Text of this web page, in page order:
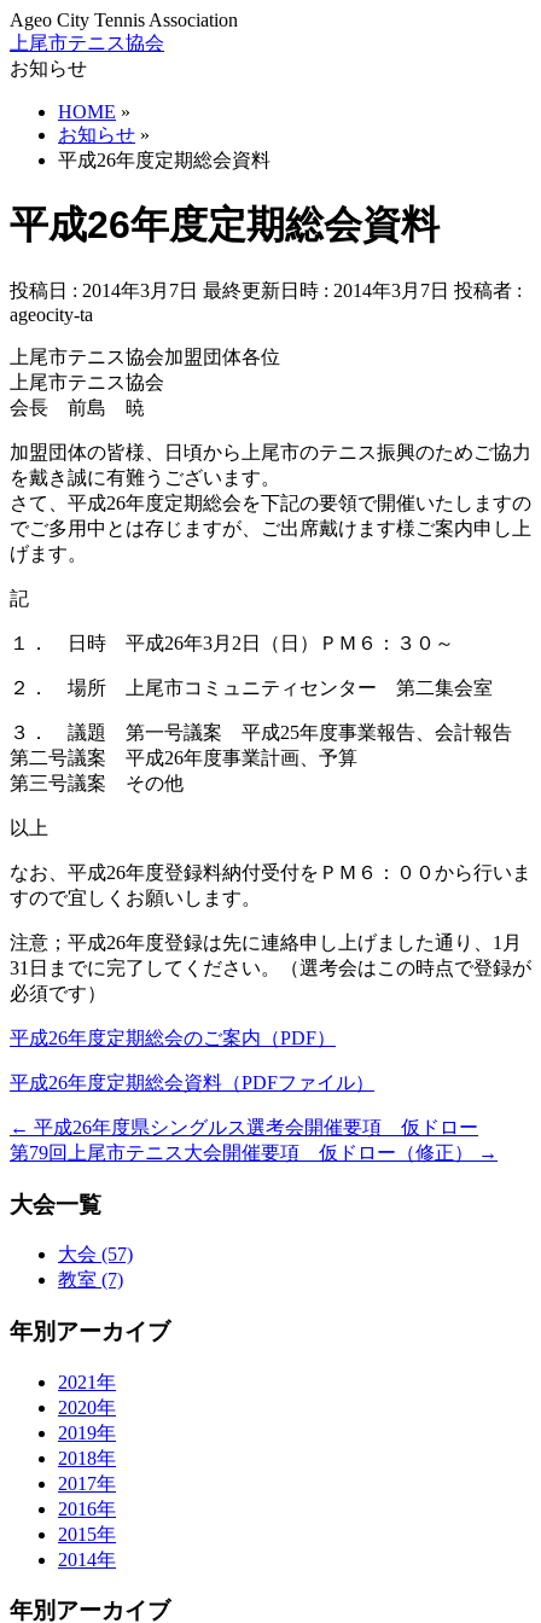
Ageo City Tennis Association
上尾市テニス協会
お知らせ
HOME »
お知らせ »
平成26年度定期総会資料
平成26年度定期総会資料
投稿日 : 2014年3月7日 最終更新日時 : 2014年3月7日 投稿者 :
ageocity-ta
上尾市テニス協会加盟団体各位
上尾市テニス協会
会長 前島 暁
加盟団体の皆様、日頃から上尾市のテニス振興のためご協力
を戴き誠に有難うございます。
さて、平成26年度定期総会を下記の要領で開催いたしますの
でご多用中とは存じますが、ご出席戴けます様ご案内申し上
げます。
記
１． 日時 平成26年3月2日（日）ＰＭ６：３０～
２． 場所 上尾市コミュニティセンター 第二集会室
３． 議題 第一号議案 平成25年度事業報告、会計報告
第二号議案 平成26年度事業計画、予算
第三号議案 その他
以上
なお、平成26年度登録料納付受付をＰＭ６：００から行いま
すので宜しくお願いします。
注意；平成26年度登録は先に連絡申し上げました通り、1月
31日までに完了してください。（選考会はこの時点で登録が
必須です）
平成26年度定期総会のご案内（PDF）
平成26年度定期総会資料（PDFファイル）
← 平成26年度県シングルス選考会開催要項 仮ドロー
第79回上尾市テニス大会開催要項 仮ドロー（修正）
→
大会一覧
大会 (57)
教室 (7)
年別アーカイブ
2021年
2020年
2019年
2018年
2017年
2016年
2015年
2014年
年別アーカイブ